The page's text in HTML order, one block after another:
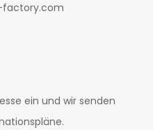
factory.com
ein und wir senden